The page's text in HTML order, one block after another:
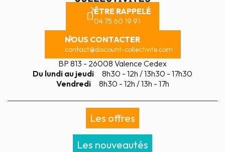
ÊTRE RAPPELÉ
04 75 60 19 91
NOUS CONTACTER
contact@discount-collectivite.com
BP 813 - 26008 Valence Cedex
Du lundi au jeudi
8h30 - 12h / 13h30 - 17h30
Vendredi
8h30 - 12h / 13h - 17h
Les offres
Les nouveautés